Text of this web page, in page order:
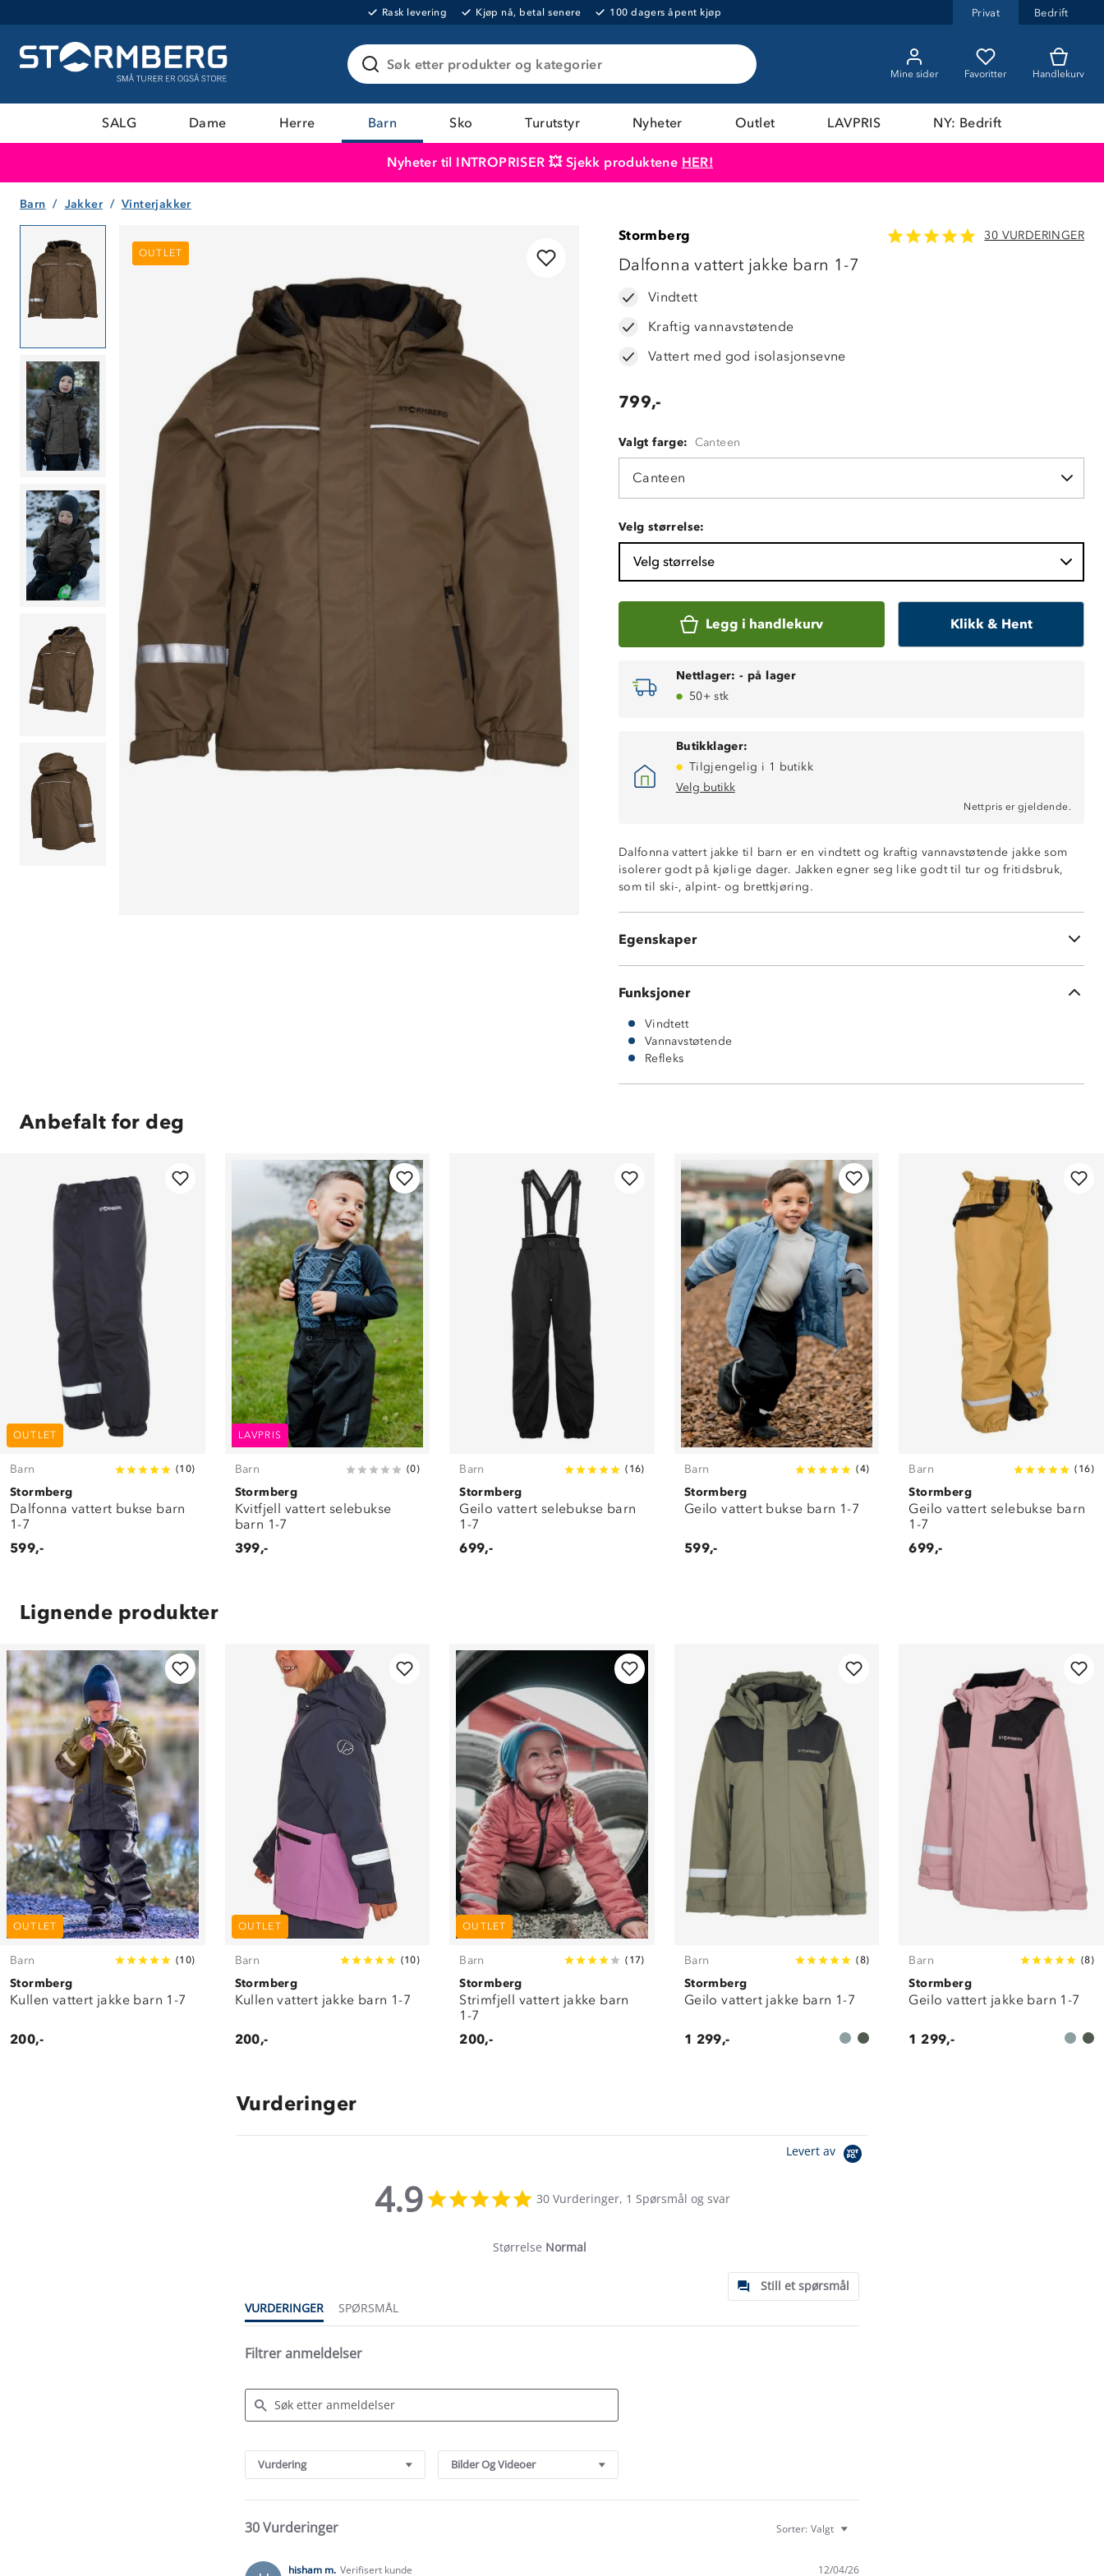
Rask levering Kjøp nå, betal senere 100 dagers åpent kjøp Privat Bedrift
Søk etter produkter og kategorier
Mine sider Favoritter Handlekurv
SALG Dame Herre Barn Sko Turutstyr Nyheter Outlet LAVPRIS NY: Bedrift
Nyheter til INTROPRISER 💥 Sjekk produktene HER!
Barn Jakker Vinterjakker
OUTLET
OUTLET
Stormberg 30 VURDERINGER
Dalfonna vattert jakke barn 1-7
Vindtett
Kraftig vannavstøtende
Vattert med god isolasjonsevne
799,-
Valgt farge: Canteen
Canteen
Velg størrelse:
Velg størrelse
Legg i handlekurv Klikk & Hent
Nettlager: - på lager
50+ stk
Butikklager:
Tilgjengelig i 1 butikk
Velg butikk
Nettpris er gjeldende.
Dalfonna vattert jakke til barn er en vindtett og kraftig vannavstøtende jakke som
isolerer godt på kjølige dager. Jakken egner seg like godt til tur og fritidsbruk,
som til ski-, alpint- og brettkjøring.
Egenskaper
To glidelåslommer
Stormklaff foran glidelås i front
Enhåndsstramming nederst
Polyshell™
Funksjoner
Vindtett
Vannavstøtende
Refleks
Anbefalt for deg
OUTLET
Barn (10)
Stormberg
Dalfonna vattert bukse barn
1-7
599,-
LAVPRIS
Barn (0)
Stormberg
Kvitfjell vattert selebukse
barn 1-7
399,-
Barn ( 16)
Stormberg
Geilo vattert selebukse barn
1-7
699,-
Barn (4)
Stormberg
Geilo vattert bukse barn 1-7
599,-
Barn ( 16)
Stormberg
Geilo vattert selebukse barn
1-7
699,-
Lignende produkter
OUTLET
Barn (10)
Stormberg
Kullen vattert jakke barn 1-7
200,-
OUTLET
Barn (10)
Stormberg
Kullen vattert jakke barn 1-7
200,-
OUTLET
Barn ( 17)
Stormberg
Strimfjell vattert jakke barn
1-7
200,-
Barn (8)
Stormberg
Geilo vattert jakke barn 1-7
1 299,-
Barn (8)
Stormberg
Geilo vattert jakke barn 1-7
1 299,-
Vurderinger
Levert av
4.9
star
30 Vurderinger, 1 Spørsmål og svar
Størrelse Normal
Still et spørsmål
VURDERINGER
SPØRSMÅL
Filtrer anmeldelser
Reviews
Vurdering Bilder Og Videoer
30 Vurderinger Sorter: Valgt
hisham m. Verifisert kunde 12/04/26